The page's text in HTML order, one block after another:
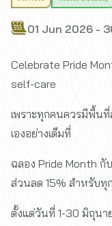
01 Jun 2026 -
Celebrate Pride
self-care
เพราะทุกคนควรมีพื้นที่
เองอย่างเต็มที่
ฉลอง Pride Month กั
ส่วนลด 15% สำหรับทุ
ตั้งแต่วันที่ 1-30 มิถุน